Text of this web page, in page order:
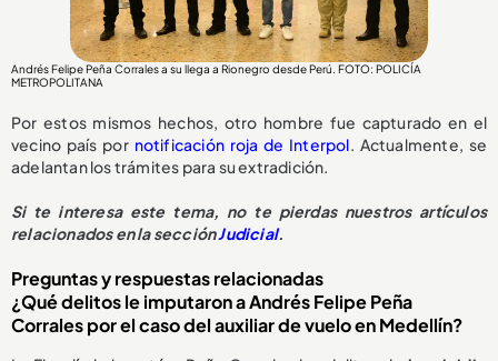
Andrés Felipe Peña Corrales a su llega a Rionegro desde Perú. FOTO: POLICÍA
METROPOLITANA
Por estos mismos hechos, otro hombre fue capturado en el
vecino país por notificación roja de Interpol. Actualmente, se
adelantan los trámites para su extradición.
Si te interesa este tema, no te pierdas nuestros artículos
relacionados en la secciónJudicial.
Preguntas y respuestas relacionadas
¿Qué delitos le imputaron a Andrés Felipe Peña
Corrales por el caso del auxiliar de vuelo en Medellín?